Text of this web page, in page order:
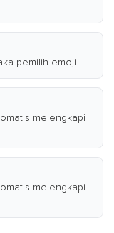
pemilih emoji
melengkapi
melengkapi